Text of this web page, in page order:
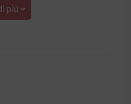
più